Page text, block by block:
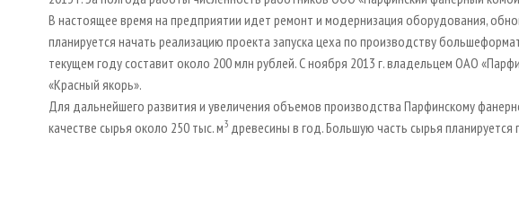
В настоящее время на предприятии идет ремонт и модернизация оборудования,
планируется начать реализацию проекта запуска цеха по производству
текущем году составит около 200 млн рублей. С ноября 2013 г. владельцем ОАО
«Красный якорь».
Для дальнейшего развития и увеличения объемов производства Парфинскому
качестве сырья около 250 тыс. м3 древесины в год. Большую часть сырья